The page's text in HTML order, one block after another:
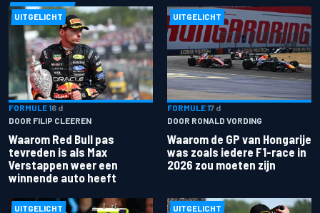
UITGELICHT
FORMULE 16 d
DOOR FILIP CLEEREN
Waarom Red Bull pas
tevreden is als Max
Verstappen weer een
winnende auto heeft
UITGELICHT
FORMULE 17 d
DOOR RONALD VORDING
Waarom de GP van Hongarije
was zoals iedere F1-race in
2026 zou moeten zijn
UITGELICHT UITGELICHT